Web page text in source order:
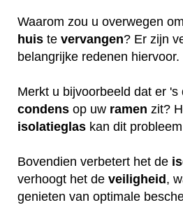
Waarom zou u overwegen
huis te vervangen? Er zijn
belangrijke redenen hiervoor.
Merkt u bijvoorbeeld dat er 's
condens op uw ramen zit?
isolatieglas kan dit probleem
Bovendien verbetert het de
verhoogt het de veiligheid ,
genieten van optimale